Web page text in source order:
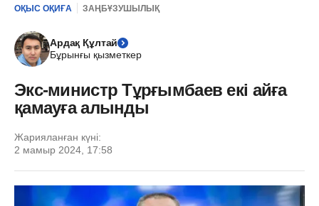
ОҚЫС ОҚИҒА ЗАҢБҰЗУШЫЛЫҚ
Ардақ Құлтай
Бұрынғы қызметкер
Экс-министр Тұрғымбаев екі айға
қамауға алынды
Жарияланған күні:
2 мамыр 2024, 17:58